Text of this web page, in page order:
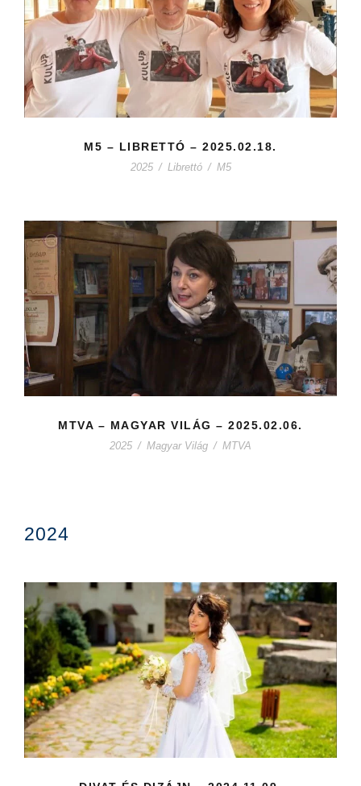
M5 – LIBRETTÓ – 2025.02.18.
2025 / Librettó / M5
MTVA – MAGYAR VILÁG – 2025.02.06.
2025 / Magyar Világ / MTVA
2024